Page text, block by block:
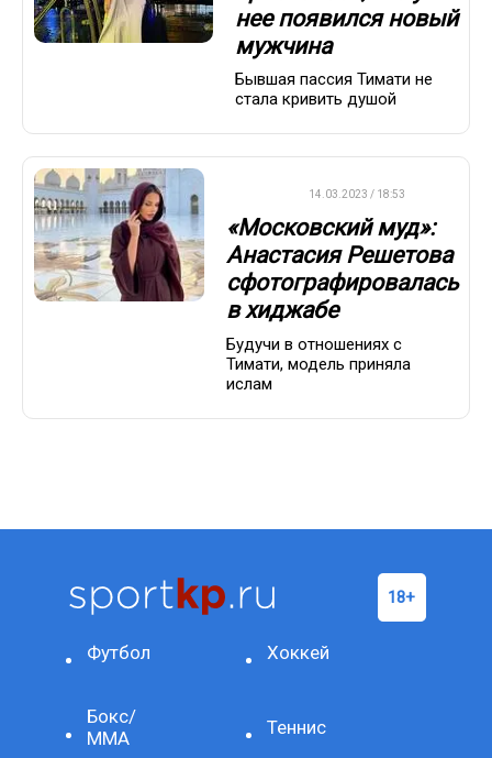
нее появился новый
мужчина
Бывшая пассия Тимати не
стала кривить душой
14.03.2023 / 18:53
«Московский муд»:
Анастасия Решетова
сфотографировалась
в хиджабе
Будучи в отношениях с
Тимати, модель приняла
ислам
Футбол Хоккей
Бокс/
ММА
Теннис